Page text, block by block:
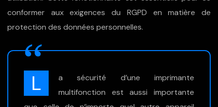
conformer aux exigences du RGPD en matière de
protection des données personnelles.
L
a sécurité d’une imprimante
multifonction est aussi importante